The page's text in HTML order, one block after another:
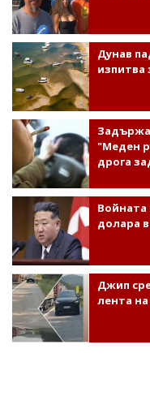
Дунав
изпитва
"Меден
дрога
Войната
долара
Джип
лента